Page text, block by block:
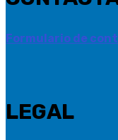
Formulario de
LEGAL